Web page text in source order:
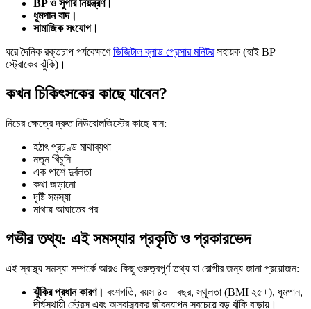
BP ও সুগার নিয়ন্ত্রণ।
ধূমপান বাদ।
সামাজিক সংযোগ।
ঘরে দৈনিক রক্তচাপ পর্যবেক্ষণেডিজিটাল ব্লাড প্রেসার মনিটরসহায়ক (হাই BP
স্ট্রোকের ঝুঁকি)।
কখন চিকিৎসকের কাছে যাবেন?
নিচের ক্ষেত্রে দ্রুত নিউরোলজিস্টের কাছে যান:
হঠাৎ প্রচণ্ড মাথাব্যথা
নতুন খিঁচুনি
এক পাশে দুর্বলতা
কথা জড়ানো
দৃষ্টি সমস্যা
মাথায় আঘাতের পর
গভীর তথ্য: এই সমস্যার প্রকৃতি ও প্রকারভেদ
এই স্বাস্থ্য সমস্যা সম্পর্কে আরও কিছু গুরুত্বপূর্ণ তথ্য যা রোগীর জন্য জানা প্রয়োজন:
ঝুঁকির প্রধান কারণ। বংশগতি, বয়স ৪০+ বছর, স্থূলতা (BMI ২৫+), ধূমপান,
দীর্ঘস্থায়ী স্ট্রেস এবং অস্বাস্থ্যকর জীবনযাপন সবচেয়ে বড় ঝুঁকি বাড়ায়।